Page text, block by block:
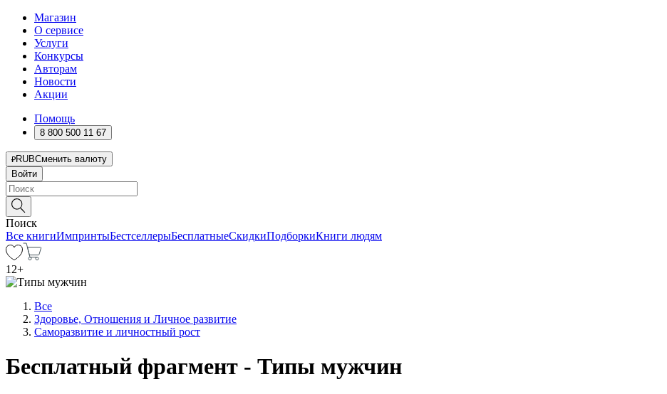
Магазин
О сервисе
Услуги
Конкурсы
Авторам
Новости
Акции
Помощь
8 800 500 11 67
RUBСменить валюту
Войти
Поиск
Все книгиИмпринтыБестселлерыБесплатныеСкидкиПодборкиКниги людям
12+
Все
Здоровье, Отношения и Личное развитие
Саморазвитие и личностный рост
Бесплатный фрагмент - Типы мужчин